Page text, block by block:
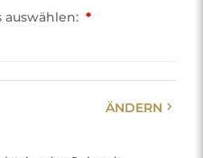
auswählen: *
ÄNDERN chevron_right